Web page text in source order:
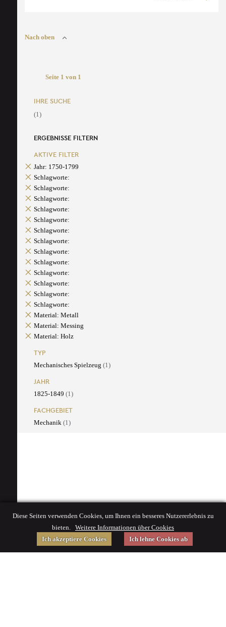
Nach oben
Seite 1 von 1
IHRE SUCHE
(1)
ERGEBNISSE FILTERN
AKTIVE FILTER
Jahr: 1750-1799
Schlagworte:
Schlagworte:
Schlagworte:
Schlagworte:
Schlagworte:
Schlagworte:
Schlagworte:
Schlagworte:
Schlagworte:
Schlagworte:
Schlagworte:
Schlagworte:
Schlagworte:
Material: Metall
Material: Messing
Material: Holz
TYP
Mechanisches Spielzeug (1)
JAHR
1825-1849 (1)
FACHGEBIET
Mechanik (1)
Diese Seiten verwenden Cookies, um Ihnen ein besseres Nutzererlebnis zu
bieten. Weitere Informationen über Cookies
Ich akzeptiere Cookies
Ich lehne Cookies ab